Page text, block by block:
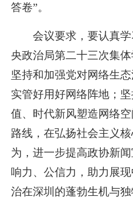
答卷”。
会议要求，要认真
央政治局第二十三次集
坚持和加强党对网络生
实管好用好网络阵地；
值、时代新风塑造网络
路线，在弘扬社会主义
为，进一步提高政协新
响力、公信力，助力展
治在深圳的蓬勃生机与独